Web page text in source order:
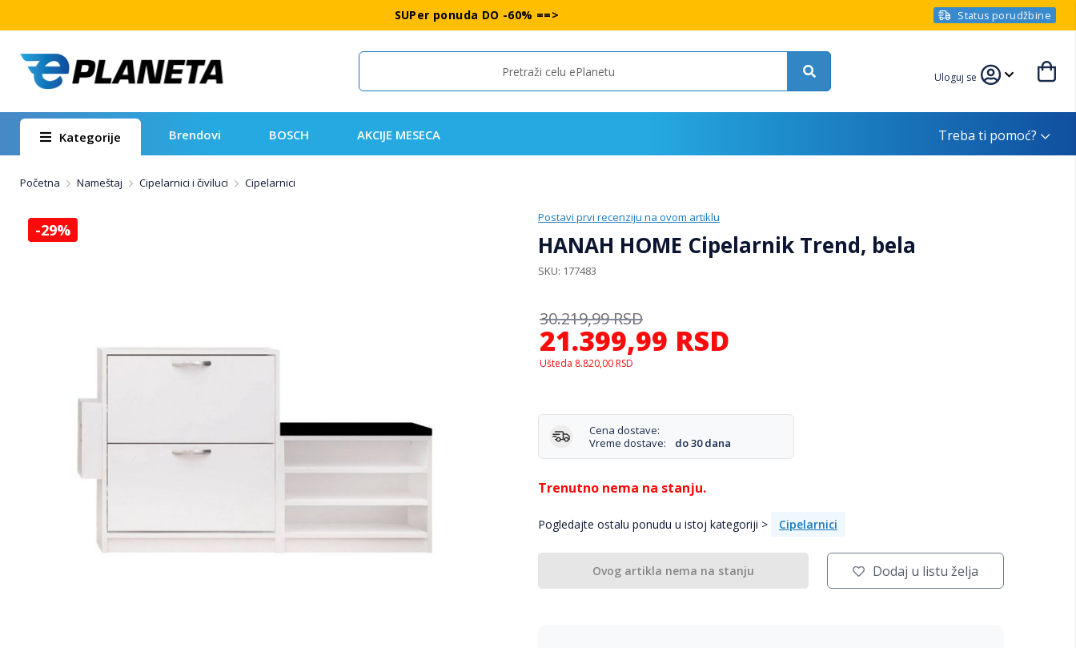
SUPer ponuda DO -60% ==> Status porudžbine
Search Uloguj se
Kategorije Brendovi BOSCH AKCIJE MESECA Treba ti pomoć?
Početna Nameštaj Cipelarnici i čiviluci Cipelarnici
Postavi prvi recenziju na ovom artiklu
HANAH HOME Cipelarnik Trend, bela
SKU 177483
21.399,99 RSD
30.219,99RSD
Ušteda 8.820,00 RSD
Cena dostave:
Vreme dostave:
do 30 dana
Trenutno nema na stanju.
Pogledajte ostalu ponudu u istoj kategoriji > Cipelarnici
Ovog artikla nema na stanju Dodaj u listu želja
-29%